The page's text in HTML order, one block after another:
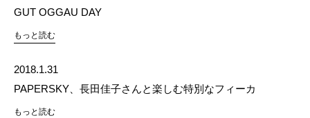
GUT OGGAU DAY
もっと読む
2018.1.31
PAPERSKY、長田佳子さんと楽しむ特別なフィーカ
もっと読む